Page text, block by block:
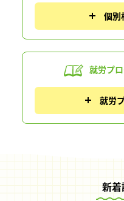
個別
就労プ
就労
新着